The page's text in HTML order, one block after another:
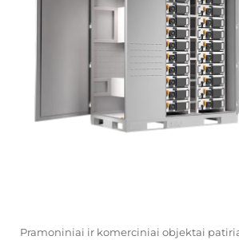
Pramoniniai ir komerciniai objektai